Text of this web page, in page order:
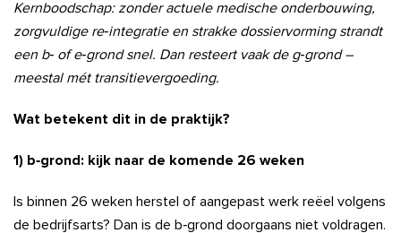
Kernboodschap: zonder actuele medische onderbouwing,
zorgvuldige re‑integratie en strakke dossiervorming strandt
een b‑ of e‑grond snel. Dan resteert vaak de g‑grond –
meestal mét transitievergoeding.
Wat betekent dit in de praktijk?
1) b‑grond: kijk naar de komende 26 weken
Is binnen 26 weken herstel of aangepast werk reëel volgens
de bedrijfsarts? Dan is de b‑grond doorgaans niet voldragen.